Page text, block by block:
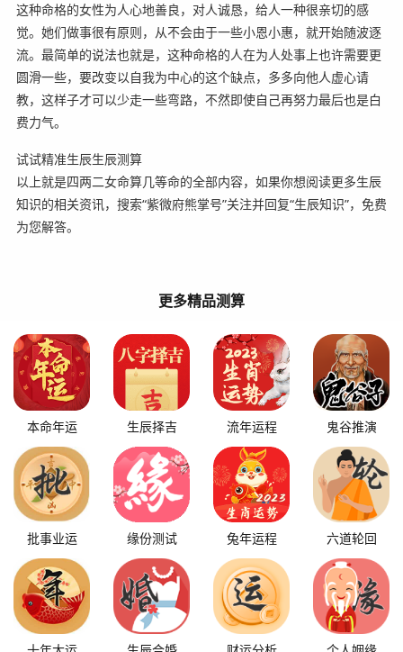
这种命格的女性为人心地善良，对人诚恳，给人一种很亲切的感
觉。她们做事很有原则，从不会由于一些小恩小惠，就开始随波逐
流。最简单的说法也就是，这种命格的人在为人处事上也许需要更
圆滑一些，要改变以自我为中心的这个缺点，多多向他人虚心请
教，这样子才可以少走一些弯路，不然即使自己再努力最后也是白
费力气。
试试精准生辰生辰测算
以上就是四两二女命算几等命的全部内容，如果你想阅读更多生辰
知识的相关资讯，搜索“紫微府熊掌号”关注并回复“生辰知识”，免费
为您解答。
更多精品测算
本命年运 生辰择吉 流年运程 鬼谷推演
批事业运 缘份测试 兔年运程 六道轮回